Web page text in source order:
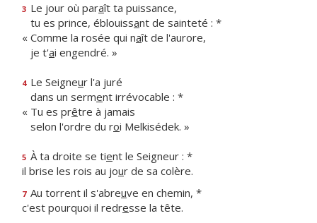
3 Le jour où paraît ta puissance,
tu es prince, éblouissant de sainteté : *
« Comme la rosée qui naît de l'aurore,
je t'ai engendré. »
4 Le Seigneur l'a juré
dans un serment irrévocable : *
« Tu es prêtre à jamais
selon l'ordre du roi Melkisédek. »
5 À ta droite se tient le Seigneur : *
il brise les rois au jour de sa colère.
7 Au torrent il s'abreuve en chemin, *
c'est pourquoi il redresse la tête.